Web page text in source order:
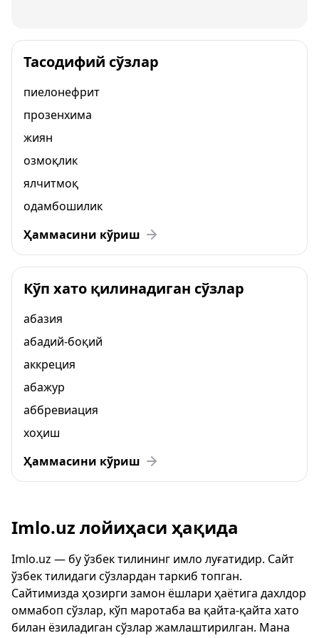
Тасодифий сўзлар
пиелонефрит
прозенхима
жиян
озмоқлик
ялчитмоқ
одамбошилик
Ҳаммасини кўриш
Кўп хато қилинадиган сўзлар
абазия
абадий-боқий
аккреция
абажур
аббревиация
хоҳиш
Ҳаммасини кўриш
Imlo.uz лойиҳаси ҳақида
Imlo.uz — бу ўзбек тилининг имло луғатидир. Сайт
ўзбек тилидаги сўзлардан таркиб топган.
Сайтимизда ҳозирги замон ёшлари ҳаётига дахлдор
оммабоп сўзлар, кўп маротаба ва қайта-қайта хато
билан ёзиладиган сўзлар жамлаштирилган. Мана